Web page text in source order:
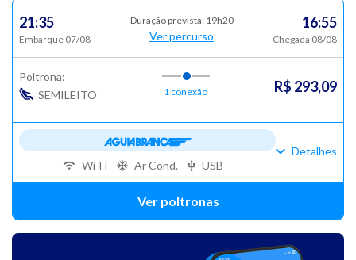
21:35
Embarque 07/08
Duração prevista: 19h20
Ver percurso
16:55
Chegada 08/08
Poltrona:
SEMILEITO
1 conexão R$ 293,09
Ver poltronas
Wi-Fi Ar Cond. USB
Detalhes